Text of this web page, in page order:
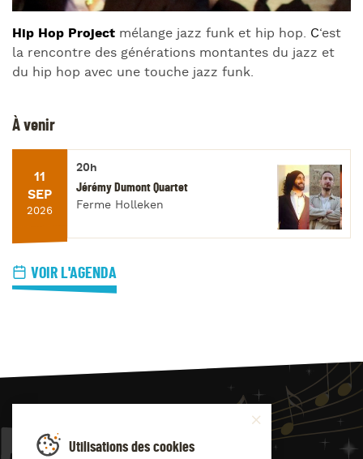
Hip Hop Project mélange jazz funk et hip hop. C‘est
la rencontre des générations montantes du jazz et
du hip hop avec une touche jazz funk.
À venir
11
SEP
2026
20h
Jérémy Dumont Quartet
Ferme Holleken
VOIR L'AGENDA
JAZZ4
Utilisations des cookies